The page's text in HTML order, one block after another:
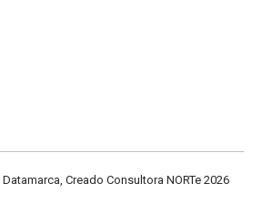
Creado Consultora NORTe 2026